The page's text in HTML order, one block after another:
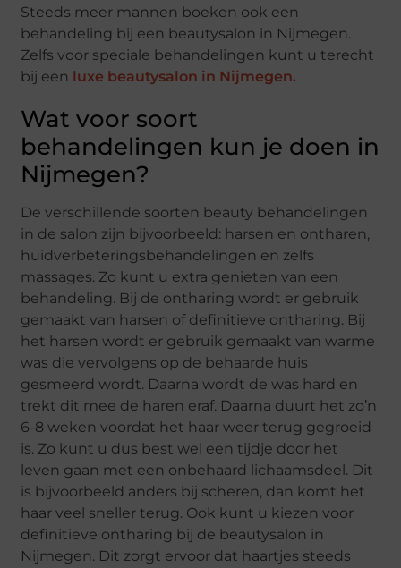
Steeds meer mannen boeken ook een
behandeling bij een beautysalon in Nijmegen.
Zelfs voor speciale behandelingen kunt u terecht
bij een luxe beautysalon in Nijmegen.
Wat voor soort
behandelingen kun je doen in
Nijmegen?
De verschillende soorten beauty behandelingen
in de salon zijn bijvoorbeeld: harsen en ontharen,
huidverbeteringsbehandelingen en zelfs
massages. Zo kunt u extra genieten van een
behandeling. Bij de ontharing wordt er gebruik
gemaakt van harsen of definitieve ontharing. Bij
het harsen wordt er gebruik gemaakt van warme
was die vervolgens op de behaarde huis
gesmeerd wordt. Daarna wordt de was hard en
trekt dit mee de haren eraf. Daarna duurt het zo’n
6-8 weken voordat het haar weer terug gegroeid
is. Zo kunt u dus best wel een tijdje door het
leven gaan met een onbehaard lichaamsdeel. Dit
is bijvoorbeeld anders bij scheren, dan komt het
haar veel sneller terug. Ook kunt u kiezen voor
definitieve ontharing bij de beautysalon in
Nijmegen. Dit zorgt ervoor dat haartjes steeds